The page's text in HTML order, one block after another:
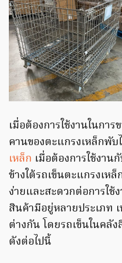
เมื่อต้องการใช้งานในกา
คานของตะแกรงเหล็กพับ
เหล็ก เมื่อต้องการใช้งา
ข้างใต้รถเข็นตะแกรงเห
ง่ายและสะดวกต่อการใช้
สินค้ามีอยู่หลายประเภท
ต่างกัน โดยรถเข็นในคลั
ดังต่อไปนี้